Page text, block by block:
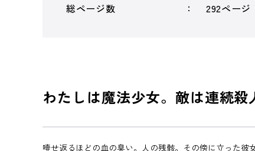
総ページ数
292ページ
わたしは魔法少女。敵は連続
噎せ返るほどの血の臭い。人の残骸。その傍に立った